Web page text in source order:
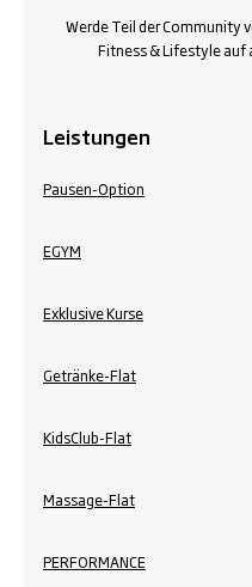
Werde Teil der Community
Fitness & Lifestyle auf
Leistungen
Pausen-Option
EGYM
Exklusive Kurse
Getränke-Flat
KidsClub-Flat
Massage-Flat
PERFORMANCE